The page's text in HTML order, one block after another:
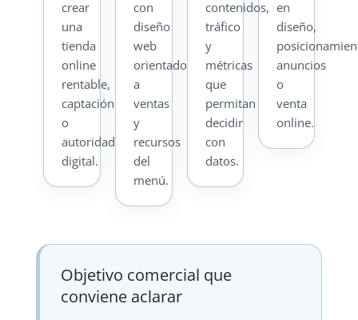
crear
una
tienda
online
rentable,
captación
o
autoridad
digital.
con
diseño
web
orientado
a
ventas
y
recursos
del
menú.
contenidos,
tráfico
y
métricas
que
permitan
decidir
con
datos.
en
diseño,
anuncios
o
venta
online.
Objetivo comercial que
conviene aclarar